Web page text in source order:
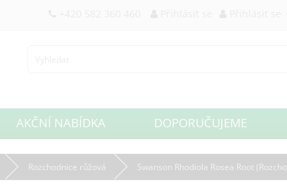
+420 582 360 460 Přihlásit se Přihlásit se
AKČNÍ NABÍDKA DOPORUČUJEME
Rozchodnice růžová Swanson Rhodiola Rosea Root